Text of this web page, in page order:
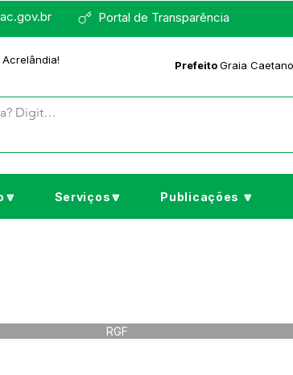
Portal de Transparência
PrefeitoGraia
Serviços🔽 Publicações 🔽
RGF